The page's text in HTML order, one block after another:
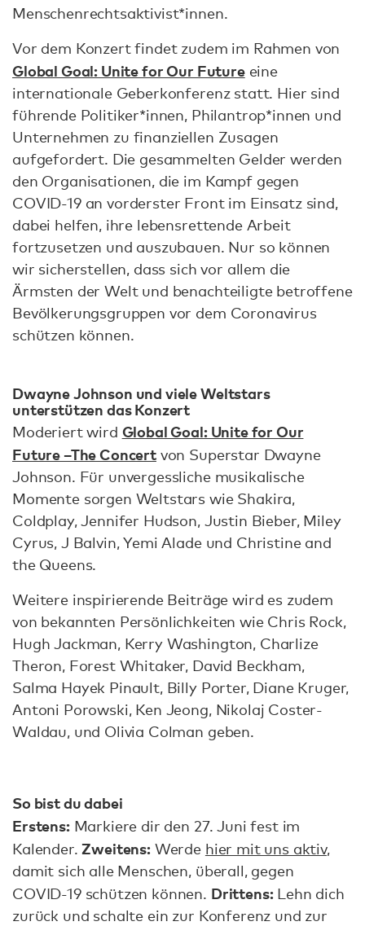
Menschenrechtsaktivist*innen.
Vor dem Konzert findet zudem im Rahmen von
Global Goal: Unite for Our Futureeine
internationale Geberkonferenz statt. Hier sind
führende Politiker*innen, Philantrop*innen und
Unternehmen zu finanziellen Zusagen
aufgefordert. Die gesammelten Gelder werden
den Organisationen, die im Kampf gegen
COVID-19 an vorderster Front im Einsatz sind,
dabei helfen, ihre lebensrettende Arbeit
fortzusetzen und auszubauen. Nur so können
wir sicherstellen, dass sich vor allem die
Ärmsten der Welt und benachteiligte betroffene
Bevölkerungsgruppen vor dem Coronavirus
schützen können.
Dwayne Johnson und viele Weltstars
unterstützen das Konzert
Moderiert wird Global Goal: Unite for Our
Future –The Concertvon Superstar Dwayne
Johnson. Für unvergessliche musikalische
Momente sorgen Weltstars wie Shakira,
Coldplay, Jennifer Hudson, Justin Bieber, Miley
Cyrus, J Balvin, Yemi Alade und Christine and
the Queens.
Weitere inspirierende Beiträge wird es zudem
von bekannten Persönlichkeiten wie Chris Rock,
Hugh Jackman, Kerry Washington, Charlize
Theron, Forest Whitaker, David Beckham,
Salma Hayek Pinault, Billy Porter, Diane Kruger,
Antoni Porowski, Ken Jeong, Nikolaj Coster-
Waldau, und Olivia Colman geben.
So bist du dabei
Erstens:Markiere dir den 27. Juni fest im
Kalender.Zweitens:Werde hier mit uns aktiv,
damit sich alle Menschen, überall, gegen
COVID-19 schützen können. Drittens:Lehn dich
zurück und schalte ein zur Konferenz und zur